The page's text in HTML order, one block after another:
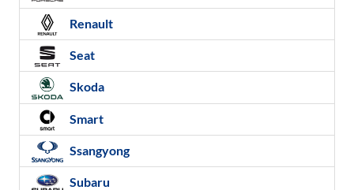
Renault
Seat
Skoda
Smart
Ssangyong
Subaru